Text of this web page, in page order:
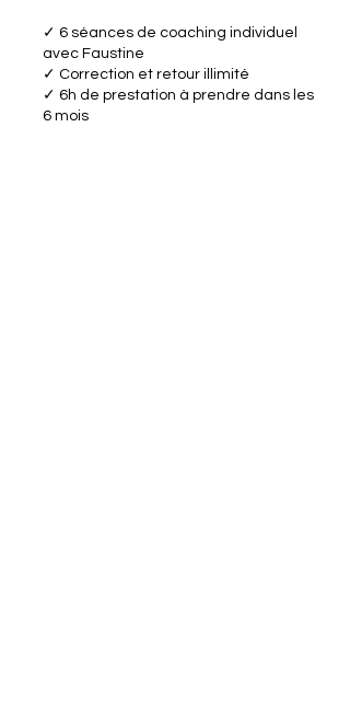
✓ 6 séances de coaching individuel
avec Faustine
✓ Correction et retour illimité
✓ 6h de prestation à prendre dans les
6 mois